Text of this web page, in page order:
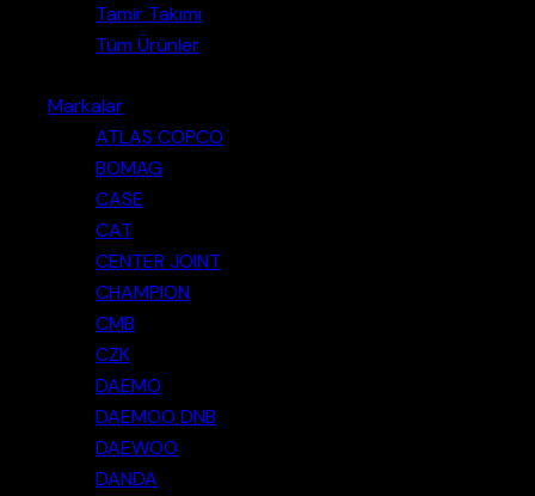
Tamir Takımı
Tüm Ürünler
Markalar
ATLAS COPCO
BOMAG
CASE
CAT
CENTER JOINT
CHAMPION
CMB
CZK
DAEMO
DAEMOO DNB
DAEWOO
DANDA